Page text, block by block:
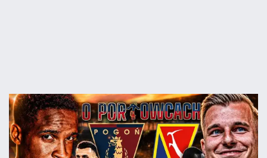
07.08
22:27